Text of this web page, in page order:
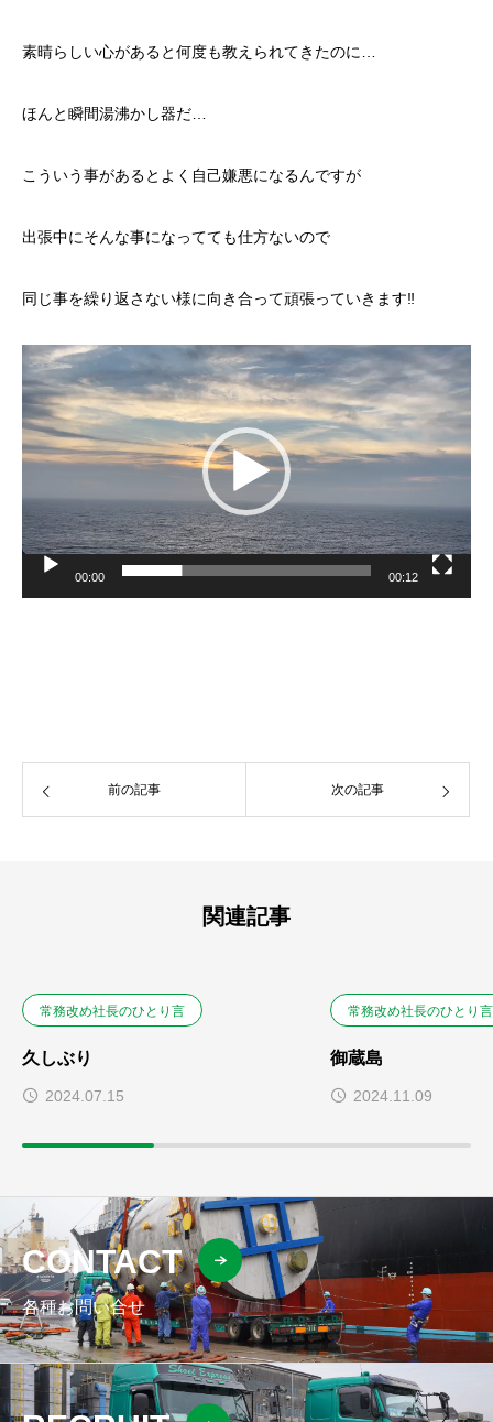
素晴らしい心があると何度も教えられてきたのに…
ほんと瞬間湯沸かし器だ…
こういう事があるとよく自己嫌悪になるんですが
出張中にそんな事になってても仕方ないので
同じ事を繰り返さない様に向き合って頑張っていきます‼
動
画
プ
レ
ー
ヤ
ー
00:00 00:12
前の記事 次の記事
関連記事
常務改め社長のひとり言
久しぶり
2024.07.15
常務改め社長のひとり言
御蔵島
2024.11.09
CONTACT
各種お問い合せ